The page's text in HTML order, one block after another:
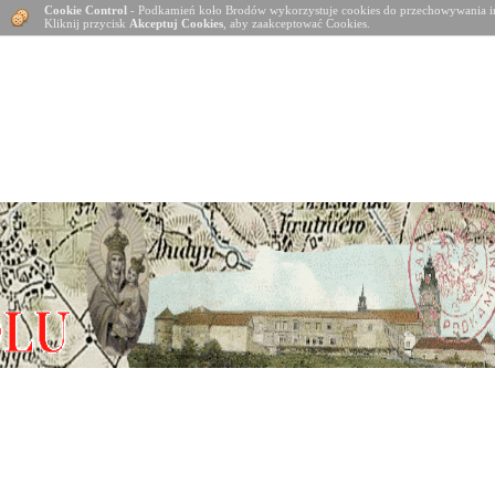
Cookie Control - Podkamień koło Brodów wykorzystuje cookies do
Kliknij przycisk Akceptuj Cookies , aby zaakceptować Cookies.